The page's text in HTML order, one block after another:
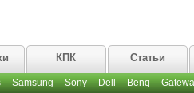
КПК Статьи
Samsung Sony Dell Benq